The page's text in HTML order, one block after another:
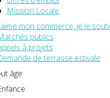
Mission Locale
mon commerce, je le
publics
à projets
de terrasse estivale
âge